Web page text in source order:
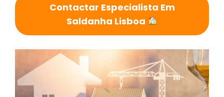
Contactar Especialista Em
Saldanha Lisboa